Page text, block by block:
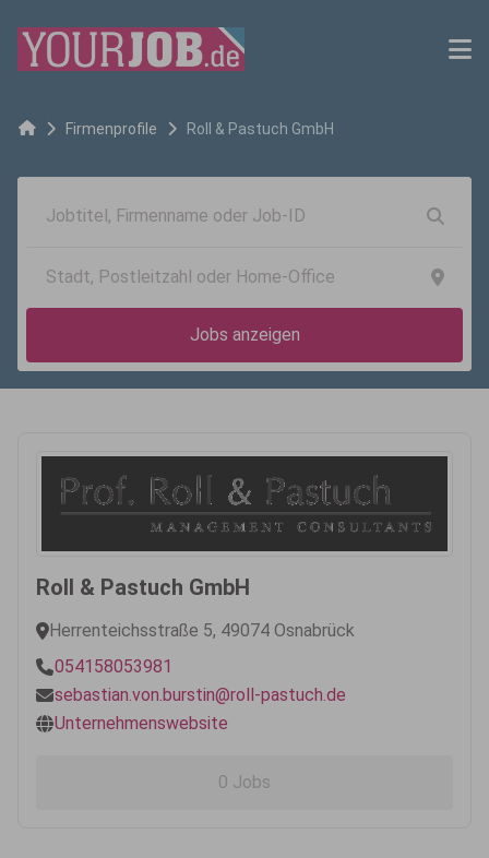
Firmenprofile Roll & Pastuch GmbH
Jobs anzeigen
Roll & Pastuch GmbH
Herrenteichsstraße 5, 49074 Osnabrück
054158053981
sebastian.von.burstin@roll-pastuch.de
Unternehmenswebsite
0 Jobs